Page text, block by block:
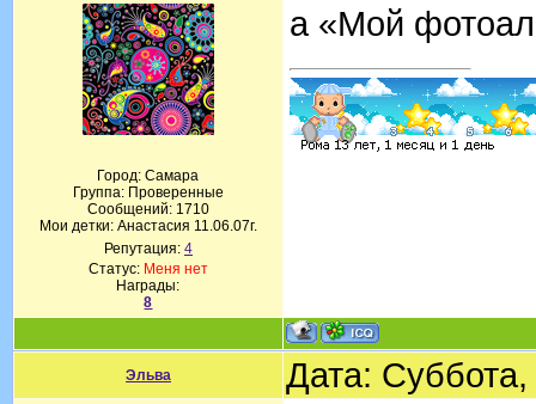
Город: Самара
Группа: Проверенные
Сообщений: 1710
Мои детки: Анастасия 11.06.07г.
Репутация: 4
Статус: Меня нет
Награды:
8
а «Мой
Эльва Дата: